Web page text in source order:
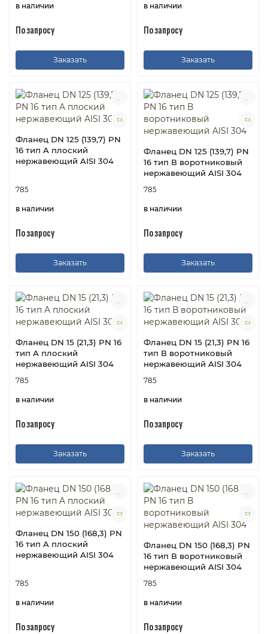
в наличии
По запросу
Заказать
в наличии
По запросу
Заказать
Фланец DN 125 (139,7) PN
16 тип A плоский
нержавеющий AISI 304
785
в наличии
По запросу
Заказать
Фланец DN 125 (139,7) PN
16 тип В воротниковый
нержавеющий AISI 304
785
в наличии
По запросу
Заказать
Фланец DN 15 (21,3) PN 16
тип A плоский
нержавеющий AISI 304
785
в наличии
По запросу
Заказать
Фланец DN 15 (21,3) PN 16
тип В воротниковый
нержавеющий AISI 304
785
в наличии
По запросу
Заказать
Фланец DN 150 (168,3) PN
16 тип A плоский
нержавеющий AISI 304
785
в наличии
По запросу
Фланец DN 150 (168,3) PN
16 тип В воротниковый
нержавеющий AISI 304
785
в наличии
По запросу